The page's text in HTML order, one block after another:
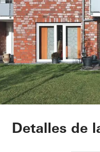
Detalles de